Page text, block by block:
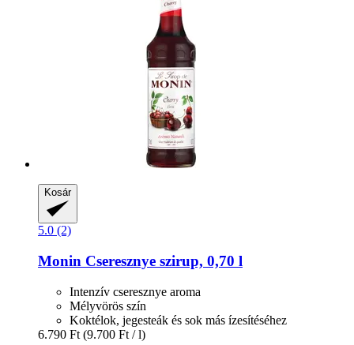
Kosár
5.0 (2)
Monin Cseresznye szirup, 0,70 l
Intenzív cseresznye aroma
Mélyvörös szín
Koktélok, jegesteák és sok más ízesítéséhez
6.790 Ft (9.700 Ft / l)